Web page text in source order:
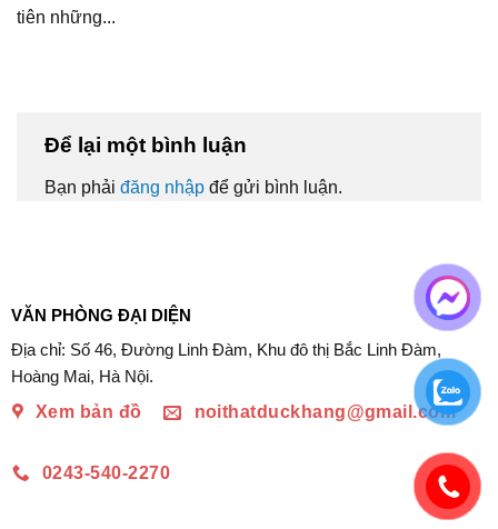
tiên những...
Để lại một bình luận
Bạn phải đăng nhập để gửi bình luận.
VĂN PHÒNG ĐẠI DIỆN
Địa chỉ: Số 46, Đường Linh Đàm, Khu đô thị Bắc Linh Đàm,
Hoàng Mai, Hà Nội.
Xem bản đồ
noithatduckhang@gmail.com
0243-540-2270